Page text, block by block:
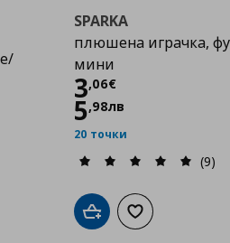
SPARKA
плюшена играчка,
мини
3,06€
Цена
5,98лв
20 точки
(9)
Добави в кошницата
Добави към